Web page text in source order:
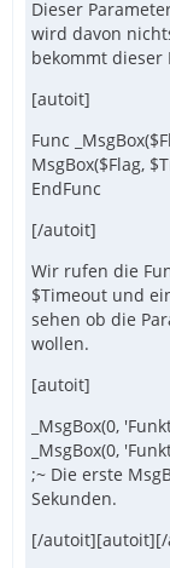
Dieser
wird davon
bekommt dieser
[autoit]
Func
MsgBox($Flag,
EndFunc
[/autoit]
Wir rufen die
$Timeout und
sehen ob die
wollen.
[autoit]
_MsgBox(0,
_MsgBox(0,
;~ Die erste
Sekunden.
[/